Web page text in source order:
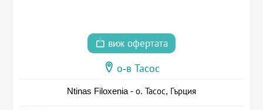
виж офертата
о-в Тасос
Ntinas Filoxenia - о. Тасос, Гърция